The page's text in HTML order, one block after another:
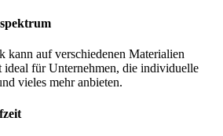
auf verschiedenen Materialien
ideal für Unternehmen, die individuelle
vieles mehr anbieten.